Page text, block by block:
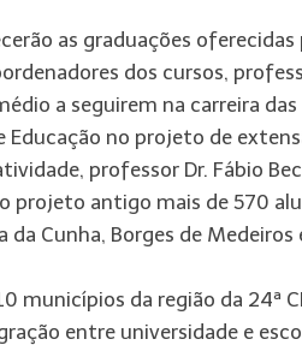
as graduações
dos cursos,
a seguirem na carreira
no projeto de
professor Dr. Fábio
projeto antigo mais de 570
Cunha, Borges de Medeiros
municípios da região da 24ª
entre universidade e